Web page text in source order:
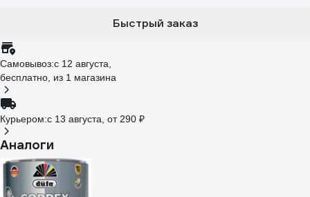
Быстрый заказ
Самовывоз:c 12 августа,
бесплатно, из 1 магазина
Курьером:c 13 августа, от 290 ₽
Аналоги